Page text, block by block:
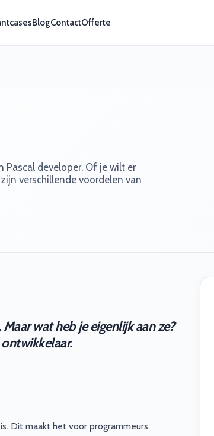
BlogContactOfferte
Pascal developer. Of je wilt er
verschillende voordelen van
wat heb je eigenlijk aan ze?
Dit maakt het voor programmeurs